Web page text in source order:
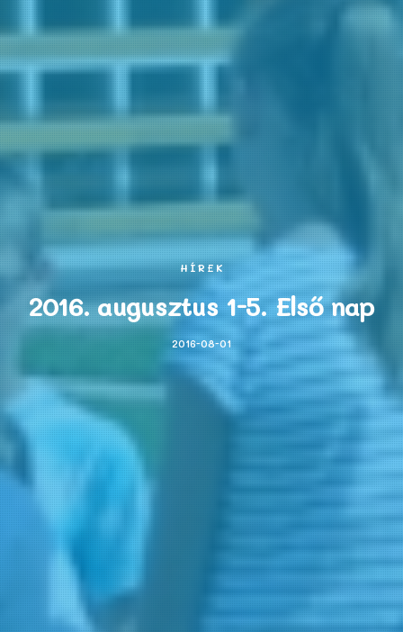
HÍREK
2016. augusztus 1-5. Első nap
2016-08-01